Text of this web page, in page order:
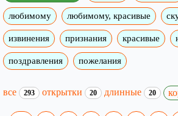
любимому любимому, красивые
извинения признания красивые
поздравления пожелания
все 293 открытки 20 длинные 20